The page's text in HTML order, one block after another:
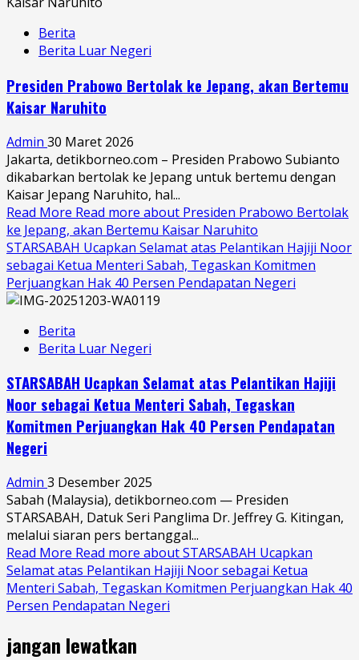
Berita
Berita Luar Negeri
Presiden Prabowo Bertolak ke Jepang, akan Bertemu
Kaisar Naruhito
Admin 30 Maret 2026
Jakarta, detikborneo.com – Presiden Prabowo Subianto
dikabarkan bertolak ke Jepang untuk bertemu dengan
Kaisar Jepang Naruhito, hal...
Read More Read more about Presiden Prabowo Bertolak
ke Jepang, akan Bertemu Kaisar Naruhito
STARSABAH Ucapkan Selamat atas Pelantikan Hajiji Noor
sebagai Ketua Menteri Sabah, Tegaskan Komitmen
Perjuangkan Hak 40 Persen Pendapatan Negeri
Berita
Berita Luar Negeri
STARSABAH Ucapkan Selamat atas Pelantikan Hajiji
Noor sebagai Ketua Menteri Sabah, Tegaskan
Komitmen Perjuangkan Hak 40 Persen Pendapatan
Negeri
Admin 3 Desember 2025
Sabah (Malaysia), detikborneo.com — Presiden
STARSABAH, Datuk Seri Panglima Dr. Jeffrey G. Kitingan,
melalui siaran pers bertanggal...
Read More Read more about STARSABAH Ucapkan
Selamat atas Pelantikan Hajiji Noor sebagai Ketua
Menteri Sabah, Tegaskan Komitmen Perjuangkan Hak 40
Persen Pendapatan Negeri
jangan lewatkan